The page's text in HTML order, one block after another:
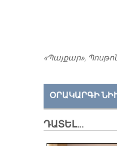
«Պայքար»,
ՕՐԱԿԱՐԳԻ
ԴԱՏԵԼ…